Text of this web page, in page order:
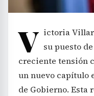
V ictoria
su puesto
creciente tensión
un nuevo capítulo
de Gobierno. Esta